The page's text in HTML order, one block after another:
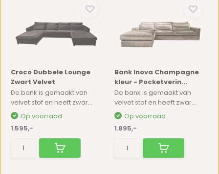
Croco Dubbele Lounge
Zwart Velvet
De bank is gemaakt van
velvet stof en heeft zwar...
Op voorraad
1.595,-
Bank Inova Champagne
kleur - Pocketverin...
De bank is gemaakt van
velvet stof en heeft zwar...
Op voorraad
1.895,-